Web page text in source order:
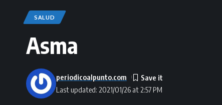
SALUD
Asma
Last updated: 2021/01/26 at 2:57 PM
periodicoalpunto.com